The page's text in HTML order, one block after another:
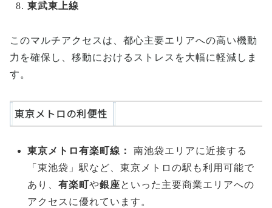
東武東上線
このマルチアクセスは、都心主要エリアへの高い機動
力を確保し、移動におけるストレスを大幅に軽減しま
す。
東京メトロの利便性
東京メトロ有楽町線：
南池袋エリアに近接する
「東池袋」駅など、東京メトロの駅も利用可能で
あり、有楽町や銀座といった主要商業エリアへの
アクセスに優れています。